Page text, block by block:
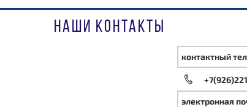
НАШИ КОНТАКТЫ
контактный
электронная